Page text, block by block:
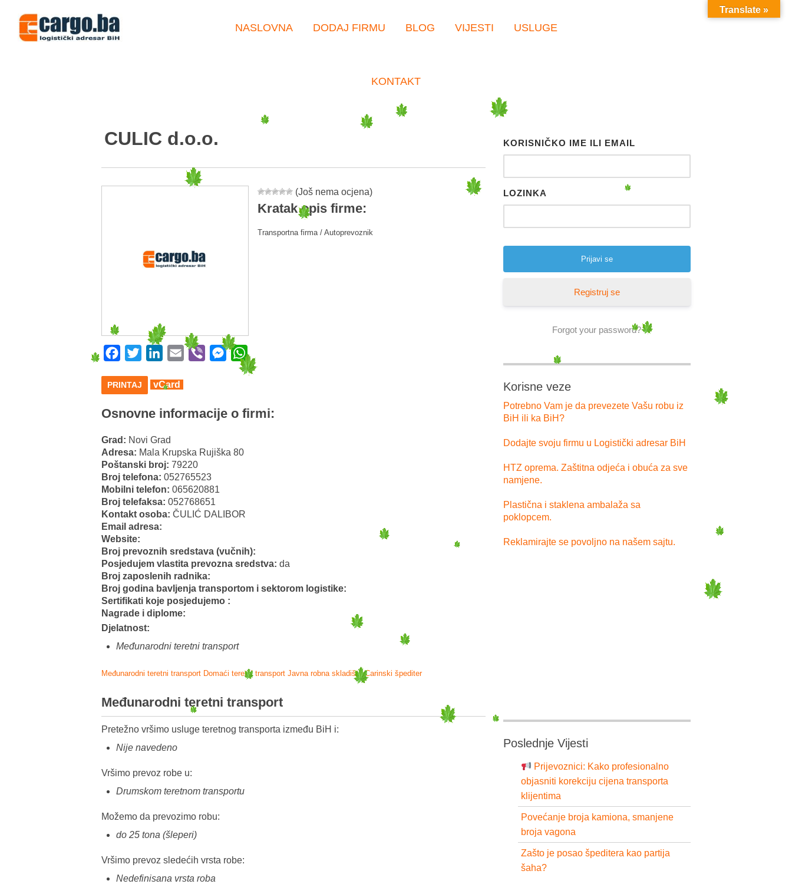
NASLOVNA DODAJ FIRMU BLOG VIJESTI USLUGE
KONTAKT
CULIC d.o.o.
(Još nema ocjena)
Kratak opis firme:
Transportna firma / Autoprevoznik
Facebook
Twitter LinkedIn
Email ViberMessengerWhatsApp
PRINTAJ vCard
Osnovne informacije o firmi:
Grad: Novi Grad
Adresa: Mala Krupska Rujiška 80
Poštanski broj: 79220
Broj telefona: 052765523
Mobilni telefon: 065620881
Broj telefaksa: 052768651
Kontakt osoba: ČULIĆ DALIBOR
Email adresa:
Website:
Broj prevoznih sredstava (vučnih):
Posjedujem vlastita prevozna sredstva: da
Broj zaposlenih radnika:
Broj godina bavljenja transportom i sektorom logistike:
Sertifikati koje posjedujemo :
Nagrade i diplome:
Djelatnost:
Međunarodni teretni transport
Međunarodni teretni transport Domaći teretni transport Javna robna skladišta Carinski špediter
Međunarodni teretni transport
Pretežno vršimo usluge teretnog transporta između BiH i:
Nije navedeno
Vršimo prevoz robe u:
Drumskom teretnom transportu
Možemo da prevozimo robu:
do 25 tona (šleperi)
Vršimo prevoz sledećih vrsta robe:
Nedefinisana vrsta roba
KORISNIČKO IME ILI EMAIL
LOZINKA
Registruj se
Forgot your password?
Korisne veze
Potrebno Vam je da prevezete Vašu robu iz
BiH ili ka BiH?
Dodajte svoju firmu u Logistički adresar BiH
HTZ oprema. Zaštitna odjeća i obuća za sve
namjene.
Plastična i staklena ambalaža sa
poklopcem.
Reklamirajte se povoljno na našem sajtu.
Poslednje Vijesti
Prijevoznici: Kako profesionalno
objasniti korekciju cijena transporta
klijentima
Povećanje broja kamiona, smanjene
broja vagona
Zašto je posao špeditera kao partija
šaha?
Translate »